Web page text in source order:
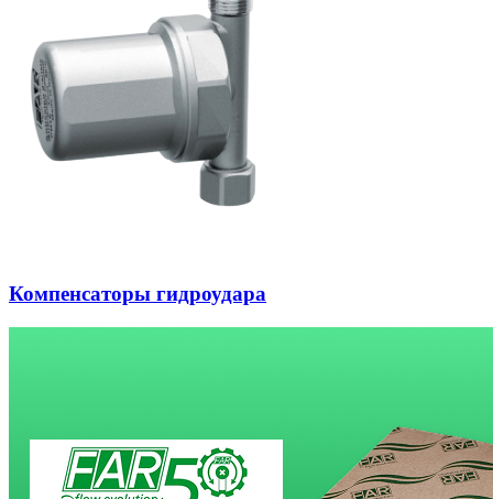
Компенсаторы гидроудара